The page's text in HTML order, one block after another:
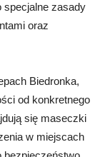
specjalne zasady
oraz
Biedronka,
od konkretnego
się maseczki
w miejscach